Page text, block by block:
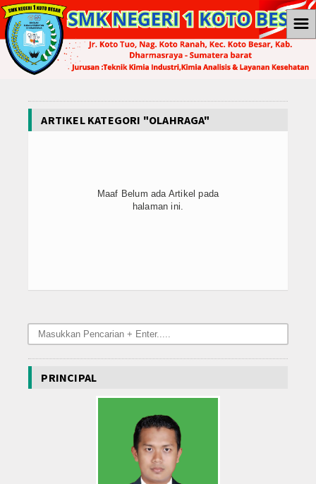
Home
Ekonomi
Data Alumni
Lainnya
Hubungi Kami
☰
ARTIKEL KATEGORI "OLAHRAGA"
Maaf Belum ada Artikel pada
halaman ini.
PRINCIPAL